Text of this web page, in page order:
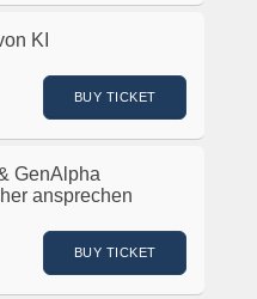
KI
BUY TICKET
GenAlpha
ansprechen
BUY TICKET